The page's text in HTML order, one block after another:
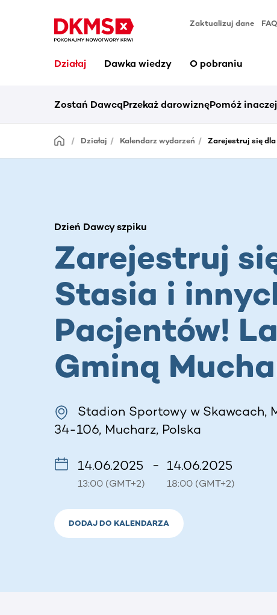
Zaktualizuj dane FAQ
Działaj Dawka wiedzy O pobraniu
Zostań DawcąPrzekaż darowiznęPomóż inaczej
Działaj Kalendarz wydarzeń Zarejestruj się
Dzień Dawcy szpiku
Zarejestruj
Stasia i
Pacjentów!
Gminą
Stadion Sportowy w Skawcach,
34-106, Mucharz, Polska
14.06.2025
13:00 (GMT+2)
– 14.06.2025
18:00 (GMT+2)
DODAJ DO KALENDARZA